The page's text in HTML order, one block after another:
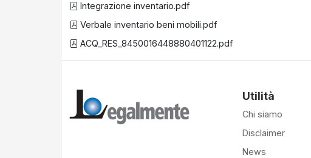
Integrazione inventario.pdf
Verbale inventario beni mobili.pdf
ACQ_RES_8450016448880401122.pdf
Utilità
Chi siamo
Disclaimer
News